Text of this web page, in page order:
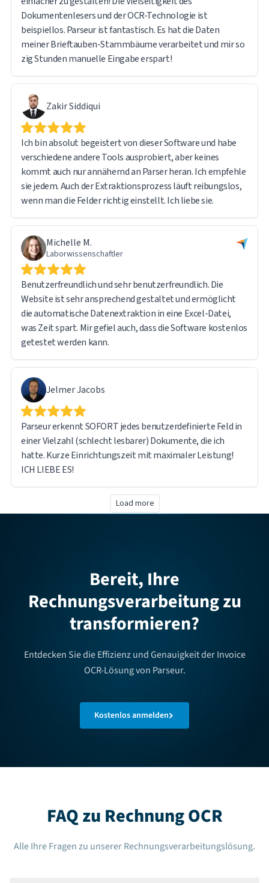
verarbeitet und Daten extrahiert, uneingeschränkt
empfehlen.
Dokumentenlesers und der OCR-Technologie ist
beispiellos. Parseur ist fantastisch. Es hat die Daten
meiner Brieftauben-Stammbäume verarbeitet und mir so
zig Stunden manuelle Eingabe erspart!
Zakir Siddiqui
Ich bin absolut begeistert von dieser Software und habe
verschiedene andere Tools ausprobiert, aber keines
kommt auch nur annähernd an Parser heran. Ich empfehle
sie jedem. Auch der Extraktionsprozess läuft reibungslos,
wenn man die Felder richtig einstellt. Ich liebe sie.
Michelle M.
Laborwissenschaftler
Benutzerfreundlich und sehr benutzerfreundlich. Die
Website ist sehr ansprechend gestaltet und ermöglicht
die automatische Datenextraktion in eine Excel-Datei,
was Zeit spart. Mir gefiel auch, dass die Software kostenlos
getestet werden kann.
Jelmer Jacobs
Parseur erkennt SOFORT jedes benutzerdefinierte Feld in
einer Vielzahl (schlecht lesbarer) Dokumente, die ich
hatte. Kurze Einrichtungszeit mit maximaler Leistung!
ICH LIEBE ES!
Load more
Bereit, Ihre
Rechnungsverarbeitung zu
transformieren?
Entdecken Sie die Effizienz und Genauigkeit der Invoice
OCR-Lösung von Parseur.
Kostenlos anmelden
FAQ zu Rechnung OCR
Alle Ihre Fragen zu unserer Rechnungsverarbeitungslösung.